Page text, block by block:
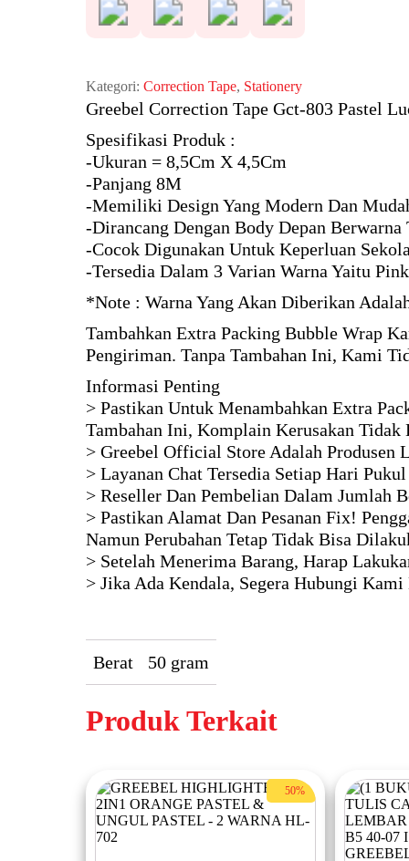
Kategori:Correction Tape, Stationery
Greebel Correction Tape Gct-803 Pastel
Spesifikasi Produk :
-Ukuran = 8,5Cm X 4,5Cm
-Panjang 8M
-Memiliki Design Yang Modern Dan
-Dirancang Dengan Body Depan Berwarna
-Cocok Digunakan Untuk Keperluan
-Tersedia Dalam 3 Varian Warna Yaitu
*Note : Warna Yang Akan Diberikan
Tambahkan Extra Packing Bubble Wrap
Pengiriman. Tanpa Tambahan Ini, Kami
Informasi Penting
> Pastikan Untuk Menambahkan Extra
Tambahan Ini, Komplain Kerusakan Tidak
> Greebel Official Store Adalah Produsen
> Layanan Chat Tersedia Setiap Hari
> Reseller Dan Pembelian Dalam Jumlah
> Pastikan Alamat Dan Pesanan Fix!
Namun Perubahan Tetap Tidak Bisa
> Setelah Menerima Barang, Harap
> Jika Ada Kendala, Segera Hubungi
Berat 50 gram
Produk Terkait
50%